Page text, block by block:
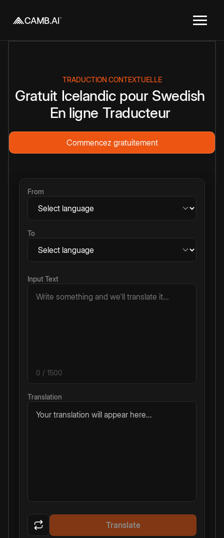
TRADUCTION CONTEXTUELLE
Gratuit Icelandic pour Swedish
En ligne Traducteur
Commencez gratuitement
From
To
Input Text
0 / 1500
Translation
Your translation will appear here...
Translate